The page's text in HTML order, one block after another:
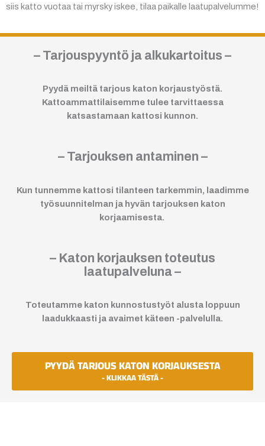
siis katto vuotaa tai myrsky iskee, tilaa paikalle laatupalvelumme!
– Tarjouspyyntö ja alkukartoitus –
Pyydä meiltä tarjous katon korjaustyöstä.
Kattoammattilaisemme tulee tarvittaessa
katsastamaan kattosi kunnon.
– Tarjouksen antaminen –
Kun tunnemme kattosi tilanteen tarkemmin, laadimme
työsuunnitelman ja hyvän tarjouksen katon
korjaamisesta.
– Katon korjauksen toteutus
laatupalveluna –
Toteutamme katon kunnostustyöt alusta loppuun
laadukkaasti ja avaimet käteen -palvelulla.
PYYDÄ TARJOUS KATON KORJAUKSESTA